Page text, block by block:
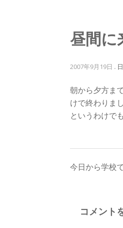
昼間に
2007年9月19日 .
朝から夕方ま
けで終わりま
というわけで
投
ナ
今日から学校
コメント